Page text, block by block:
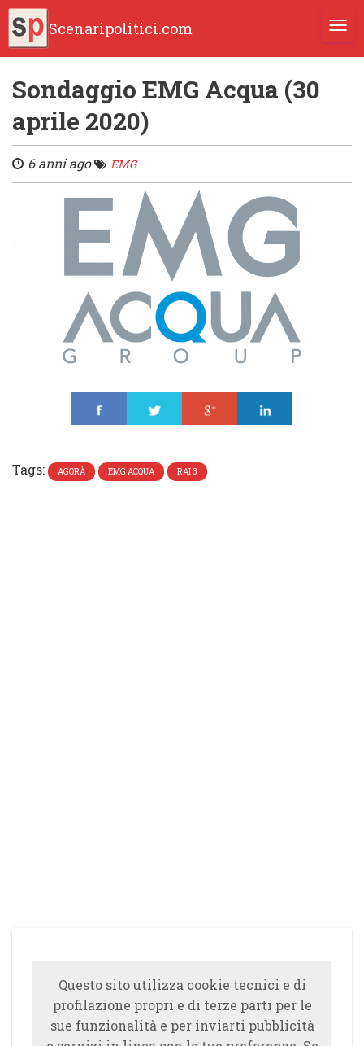
Scenaripolitici.com
Sondaggio EMG Acqua (30
aprile 2020)
6 anni ago EMG
Tags: AGORÀ EMG ACQUA RAI 3
Questo sito utilizza cookie tecnici e di
profilazione propri e di terze parti per le
sue funzionalità e per inviarti pubblicità